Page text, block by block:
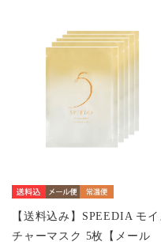
【送料込み】SPEEDIA モイ
チャーマスク 5枚【メール